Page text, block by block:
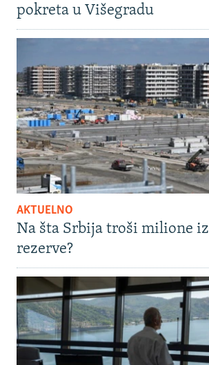
pokreta u Višegradu
AKTUELNO
Na šta Srbija troši milione
rezerve?